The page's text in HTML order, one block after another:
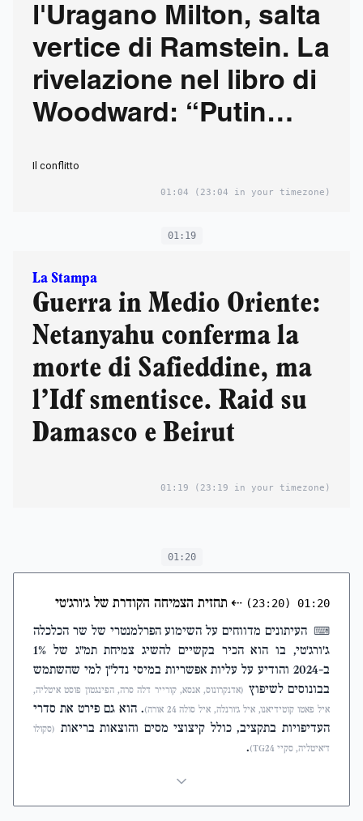
l'Uragano Milton, salta
vertice di Ramstein. La
rivelazione nel libro di
Woodward: “Putin
Il conflitto
01:04 (23:04 in your timezone)
01:19
La Stampa
Guerra in Medio Oriente:
Netanyahu conferma la
morte di Safieddine, ma
l’Idf smentisce. Raid su
Damasco e Beirut
01:19 (23:19 in your timezone)
01:20
01:20
(23:20)
⇠ תחזית הצמיחה הקודרת של ג'ורג'טי
⌨ העיתונים מדווחים על השימוע הפרלמנטרי של שר הכלכלה
ג'ורג'טי, בו הוא הכיר בקשיים להשיג צמיחת תמ"ג של 1%
ב-2024 והודיע על עליות אפשריות במיסי נדל"ן למי שהשתמש
בבונוסים לשיפוץ (אדנקרונוס, אנסא, קורייר דלה סרה, הפינגטון פוסט איטליה,
איל פאטו קוטידיאנו, איל ג'ורנלה, איל סולה 24 אורה)
. הוא גם פירט את סדרי
העדיפויות בתקציב, כולל קיצוצי מסים והוצאות בריאות (סקולו
ד'איטליה, סקיי TG24)
.